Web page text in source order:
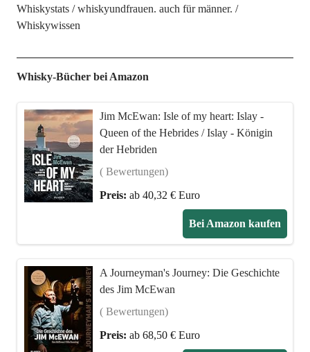
Whiskystats
whiskyundfrauen. auch für männer.
Whiskywissen
Whisky-Bücher bei Amazon
Jim McEwan: Isle of my heart: Islay -
Queen of the Hebrides / Islay - Königin
der Hebriden
( Bewertungen)
Preis: ab 40,32 € Euro
Bei Amazon kaufen
A Journeyman's Journey: Die Geschichte
des Jim McEwan
( Bewertungen)
Preis: ab 68,50 € Euro